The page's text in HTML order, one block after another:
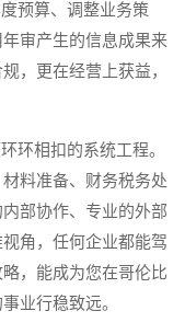
预算、调整业务策
审产生的信息成果来
，更在经营上获益，
相扣的系统工程。
料准备、财务税务处
部协作、专业的外部
角，任何企业都能驾
，能成为您在哥伦比
业行稳致远。